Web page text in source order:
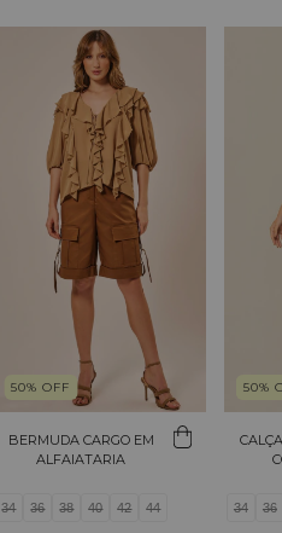
50%OFF
BERMUDA CARGO EM
ALFAIATARIA
34 36 38 40 42 44
50%
34 36